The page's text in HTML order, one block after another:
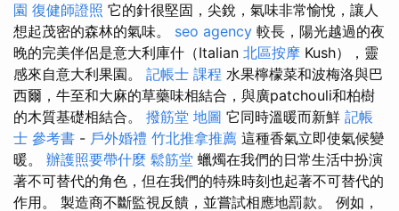
園 復健師證照 它的針很堅固，尖銳，氣味非常愉悅，讓人
想起茂密的森林的氣味。 seo agency 較長，陽光越過的夜
晚的完美伴侶是意大利庫什（Italian 北區按摩 Kush），靈
感來自意大利果園。 記帳士 課程 水果檸檬菜和波梅洛與巴
西爾，牛至和大麻的草藥味相結合，與廣patchouli和柏樹
的木質基礎相結合。 撥筋堂 地圖 它同時溫暖而新鮮 記帳
士 參考書 - 戶外婚禮 竹北推拿推薦 這種香氣立即使氣候變
暖。 辦護照要帶什麼 鬆筋堂 蠟燭在我們的日常生活中扮演
著不可替代的角色，但在我們的特殊時刻也起著不可替代的
作用。 製造商不斷監視反饋，並嘗試相應地罰款。 例如，